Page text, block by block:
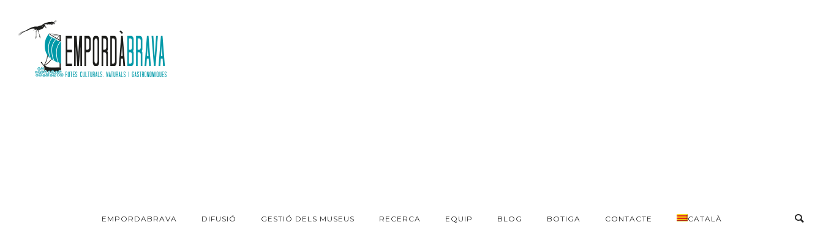
EMPORDABRAVA DIFUSIÓ GESTIÓ DELS MUSEUS RECERCA EQUIP BLOG BOTIGA CONTACTE CATALÀ